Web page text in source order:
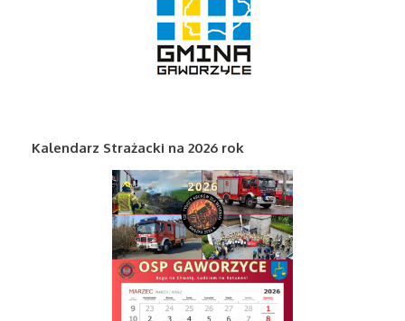
Kalendarz Strażacki na 2026 rok